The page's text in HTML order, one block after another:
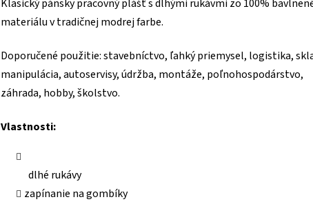
Klasický pánsky pracovný plášť s dlhými rukávmizo 100%
materiálu v tradičnej modrej farbe.
Doporučené použitie: stavebníctvo, ľahký priemysel, logistika,
manipulácia, autoservisy, údržba, montáže, poľnohospodárstvo,
záhrada, hobby, školstvo.
Vlastnosti:
dlhé rukávy
zapínanie na gombíky